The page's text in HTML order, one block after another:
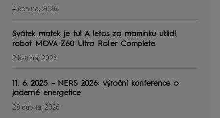
4 června, 2026
Svátek matek je tu! A letos za maminku uklidí
robot MOVA Z60 Ultra Roller Complete
7 května, 2026
11. 6. 2025 – NERS 2026: výroční konference o
jaderné energetice
28 dubna, 2026